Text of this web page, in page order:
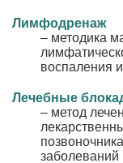
Лимфодренаж
– методика
воспаления
Лечебные
– метод
заболеваний